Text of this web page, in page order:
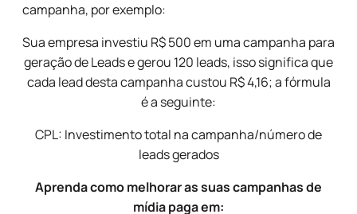
campanha, por exemplo:
Sua empresa investiu R$ 500 em uma campanha para
geração de Leads e gerou 120 leads, isso significa que
cada lead desta campanha custou R$ 4,16; a fórmula
é a seguinte:
CPL: Investimento total na campanha/número de
leads gerados
Aprenda como melhorar as suas campanhas de
mídia paga em: